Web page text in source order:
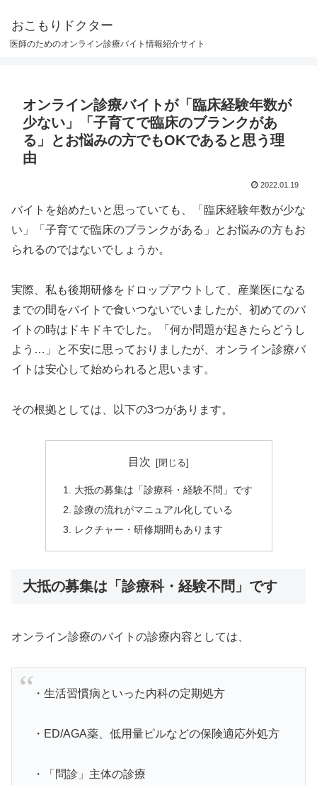
おこもりドクター
医師のためのオンライン診療バイト情報紹介サイト
オンライン診療バイトが「臨床経験年数が
少ない」「子育てで臨床のブランクがあ
る」とお悩みの方でもOKであると思う理
由
2022.01.19
バイトを始めたいと思っていても、「臨床経験年数が少な
い」「子育てで臨床のブランクがある」とお悩みの方もお
られるのではないでしょうか。
実際、私も後期研修をドロップアウトして、産業医になる
までの間をバイトで食いつないでいましたが、初めてのバ
イトの時はドキドキでした。「何か問題が起きたらどうし
よう…」と不安に思っておりましたが、オンライン診療バ
イトは安心して始められると思います。
その根拠としては、以下の3つがあります。
目次
大抵の募集は「診療科・経験不問」です
診療の流れがマニュアル化している
レクチャー・研修期間もあります
大抵の募集は「診療科・経験不問」です
オンライン診療のバイトの診療内容としては、
・生活習慣病といった内科の定期処方
・ED/AGA薬、低用量ピルなどの保険適応外処方
・「問診」主体の診療